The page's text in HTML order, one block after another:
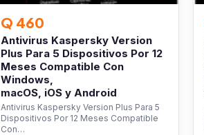
Q 460
Antivirus Kaspersky Version
Plus Para 5 Dispositivos Por 12
Meses Compatible Con
Windows,
macOS, iOS y Android
Antivirus Kaspersky Version Plus Para 5
Dispositivos Por 12 Meses Compatible
Con…